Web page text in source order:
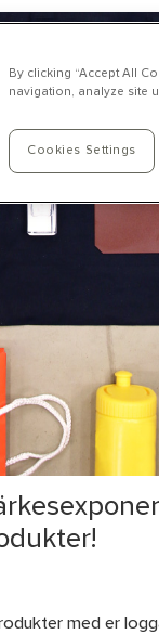
med er
By clicking “Accept All
navigation, analyze site
Cookies Settings